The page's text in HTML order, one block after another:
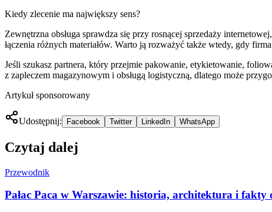
Kiedy zlecenie ma największy sens?
Zewnętrzna obsługa sprawdza się przy rosnącej sprzedaży
łączenia różnych materiałów. Warto ją rozważyć także wtedy, gdy
Jeśli szukasz partnera, który przejmie pakowanie, etykietowanie,
z zapleczem magazynowym i obsługą logistyczną, dlatego może
Artykuł sponsorowany
Udostępnij: Facebook Twitter LinkedIn WhatsApp
Czytaj dalej
Przewodnik
Pałac Paca w Warszawie: historia, architektura i fakty